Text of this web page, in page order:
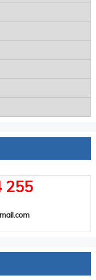
255